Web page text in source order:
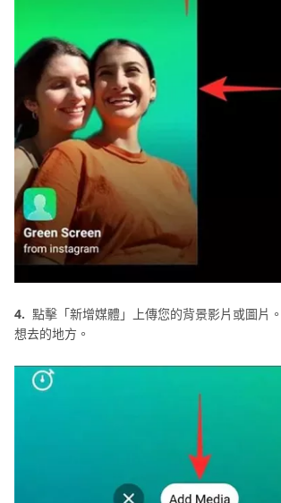
4. 點擊「新增媒體」上傳您的背景影片或圖片
想去的地方。